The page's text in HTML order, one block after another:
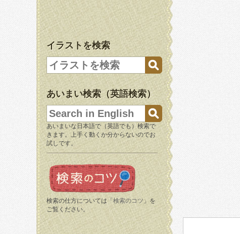
イラストを検索
あいまい検索（英語検索）
あいまいな日本語で（英語でも）検索で
きます。上手く動くか分からないのでお
試しです。
検索の仕方については「 検索のコツ 」を
ご覧ください。